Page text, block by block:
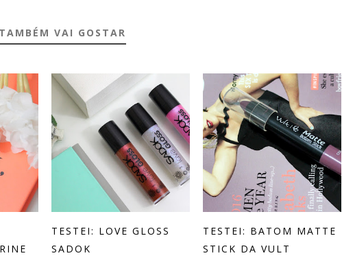
VAI GOSTAR
TESTEI: LOVE GLOSS
SADOK
TESTEI: BATOM MATTE
STICK DA VULT